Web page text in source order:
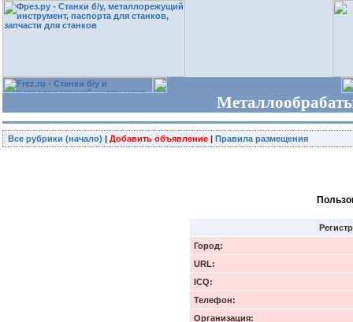
Все рубрики (начало) | Добавить объявление | Правила размещения
Город:
URL:
ICQ:
Телефон:
Организация: